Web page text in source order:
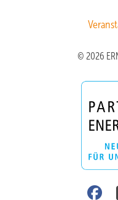
© 2026